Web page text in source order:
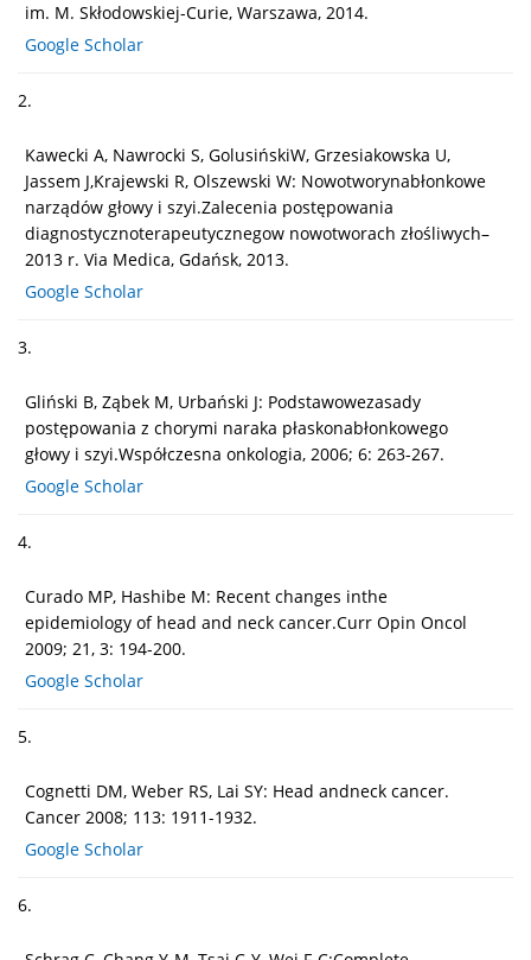
im. M. Skłodowskiej-Curie, Warszawa, 2014.
Google Scholar
2.
Kawecki A, Nawrocki S, GolusińskiW, Grzesiakowska U,
Jassem J,Krajewski R, Olszewski W: Nowotworynabłonkowe
narządów głowy i szyi.Zalecenia postępowania
diagnostycznoterapeutycznegow nowotworach złośliwych–
2013 r. Via Medica, Gdańsk, 2013.
Google Scholar
3.
Gliński B, Ząbek M, Urbański J: Podstawowezasady
postępowania z chorymi naraka płaskonabłonkowego
głowy i szyi.Współczesna onkologia, 2006; 6: 263-267.
Google Scholar
4.
Curado MP, Hashibe M: Recent changes inthe
epidemiology of head and neck cancer.Curr Opin Oncol
2009; 21, 3: 194-200.
Google Scholar
5.
Cognetti DM, Weber RS, Lai SY: Head andneck cancer.
Cancer 2008; 113: 1911-1932.
Google Scholar
6.